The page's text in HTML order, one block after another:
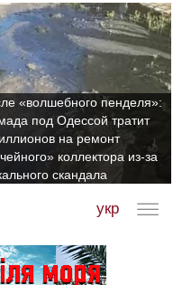
«волшебного пенделя»:
под Одессой тратит
на ремонт
коллектора из-за
скандала
укр